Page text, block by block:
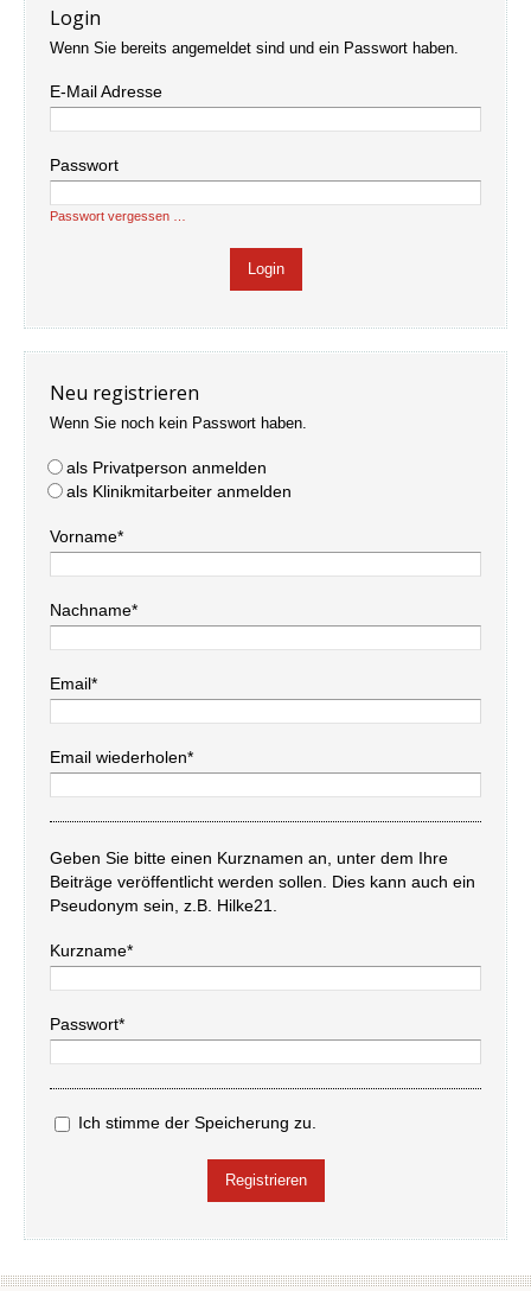
Login
Wenn Sie bereits angemeldet sind und ein Passwort haben.
E-Mail Adresse
Passwort
Passwort vergessen …
Neu registrieren
Wenn Sie noch kein Passwort haben.
als Privatperson anmelden
als Klinikmitarbeiter anmelden
Vorname*
Nachname*
Email*
Email wiederholen*
Geben Sie bitte einen Kurznamen an, unter dem Ihre
Beiträge veröffentlicht werden sollen. Dies kann auch ein
Pseudonym sein, z.B. Hilke21.
Kurzname*
Passwort*
Ich stimme der Speicherung zu.